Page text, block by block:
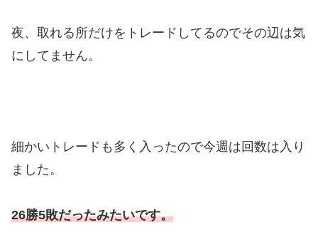
夜、取れる所だけをトレードしてるのでその辺は気
にしてません。
細かいトレードも多く入ったので今週は回数は入り
ました。
26勝5敗だったみたいです。